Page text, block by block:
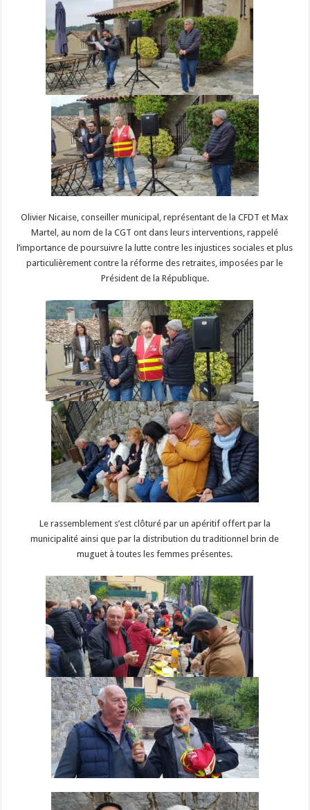
Olivier Nicaise, conseiller municipal, représentant de la CFDT et Max
Martel, au nom de la CGT ont dans leurs interventions, rappelé
l’importance de poursuivre la lutte contre les injustices sociales et plus
particulièrement contre la réforme des retraites, imposées par le
Président de la République.
Le rassemblement s’est clôturé par un apéritif offert par la
municipalité ainsi que par la distribution du traditionnel brin de
muguet à toutes les femmes présentes.